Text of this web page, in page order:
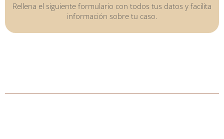
Rellena el siguiente formulario con todos tus datos y facilita
información sobre tu caso.